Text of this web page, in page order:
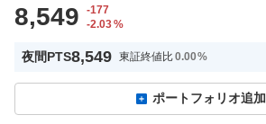
8,549
-177
-2.03%
夜間PTS8,549 東証終値比0.00%
ポートフォリオ追加